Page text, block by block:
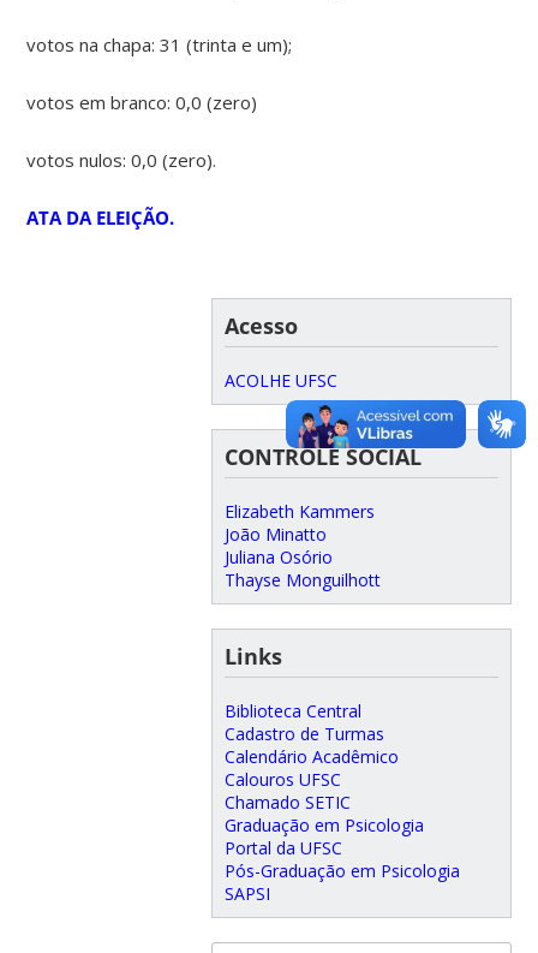
votos na chapa: 31 (trinta e um);
votos em branco: 0,0 (zero)
votos nulos: 0,0 (zero).
ATA DA ELEIÇÃO.
Acesso
ACOLHE UFSC
CONTROLE SOCIAL
Elizabeth Kammers
João Minatto
Juliana Osório
Thayse Monguilhott
Links
Biblioteca Central
Cadastro de Turmas
Calendário Acadêmico
Calouros UFSC
Chamado SETIC
Graduação em Psicologia
Portal da UFSC
Pós-Graduação em Psicologia
SAPSI